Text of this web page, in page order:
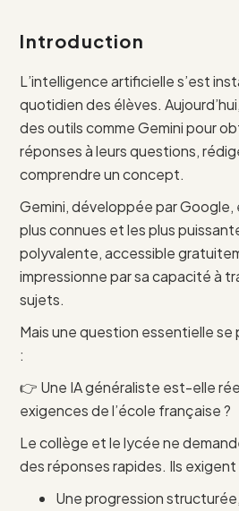
Introduction
L’intelligence artificielle s’est
quotidien des élèves.
des outils comme Gemini pour
réponses à leurs questions,
comprendre un concept.
Gemini, développée par Google,
plus connues et les plus
polyvalente, accessible
impressionne par sa capacité à
sujets.
Mais une question essentielle se
:
👉 Une IA généraliste est-elle
exigences de l’école française ?
Le collège et le lycée ne
des réponses rapides. Ils exigent
Une progression structurée,